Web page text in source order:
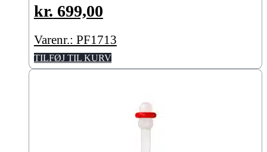
kr. 699,00
Varenr.: PF1713
TILFØJ TIL KURV